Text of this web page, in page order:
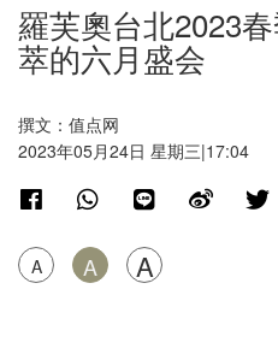
羅芙奧台北2023
萃的六月盛会
撰文：值点网
2023年05月24日 星期三|17:04
A A A